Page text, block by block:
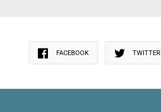
FACEBOOK TWITTER